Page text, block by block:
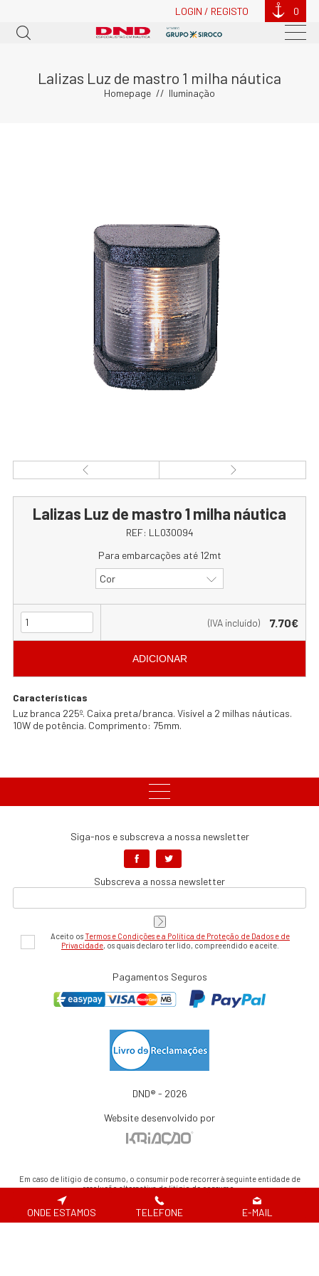
LOGIN / REGISTO 0
Lalizas Luz de mastro 1 milha náutica
Homepage Iluminação
Lalizas Luz de mastro 1 milha náutica
REF: LL030094
Para embarcações até 12mt
Cor
(IVA incluído) 7.70€
ADICIONAR
Características
Luz branca 225º. Caixa preta/branca. Visível a 2 milhas náuticas.
10W de potência. Comprimento: 75mm.
Siga-nos e subscreva a nossa newsletter
Subscreva a nossa newsletter
Aceito osTermos e Condições e a Política de Proteção de Dados e de
Privacidade, os quais declaro ter lido, compreendido e aceite.
Pagamentos Seguros
DND® - 2026
Website desenvolvido por
Em caso de litígio de consumo, o consumir pode recorrer à seguinte entidade de
resolução alternativa de litígio de consumo:
Centro de Arbitragem de Conflitos de Consumo de Lisboa | Tel.: 218 807 030 |
www.centroarbitragemlisboa.pt
Para atualizações e mais informações, consulte o Portal do Consumir em
www.consumidor.pt
ONDE ESTAMOS TELEFONE E-MAIL